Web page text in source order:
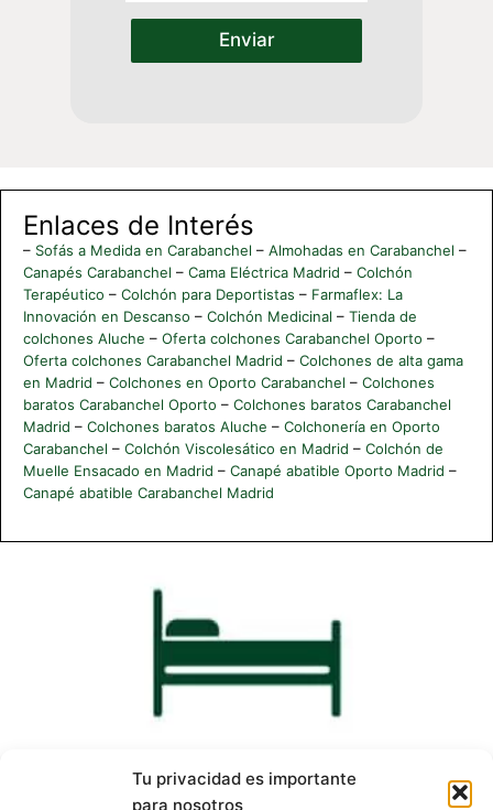
Tu privacidad es importante
para nosotros
Enviar
Enlaces de Interés
– Sofás a Medida en Carabanchel – Almohadas en Carabanchel –
Canapés Carabanchel – Cama Eléctrica Madrid – Colchón
Terapéutico – Colchón para Deportistas – Farmaflex: La
Innovación en Descanso – Colchón Medicinal – Tienda de
colchones Aluche – Oferta colchones Carabanchel Oporto –
Oferta colchones Carabanchel Madrid – Colchones de alta gama
en Madrid – Colchones en Oporto Carabanchel – Colchones
baratos Carabanchel Oporto – Colchones baratos Carabanchel
Madrid – Colchones baratos Aluche – Colchonería en Oporto
Carabanchel – Colchón Viscolesático en Madrid – Colchón de
Muelle Ensacado en Madrid – Canapé abatible Oporto Madrid –
Canapé abatible Carabanchel Madrid
Contacto